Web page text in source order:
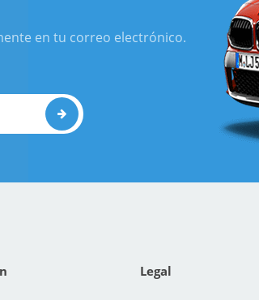
en tu correo electrónico.
Legal